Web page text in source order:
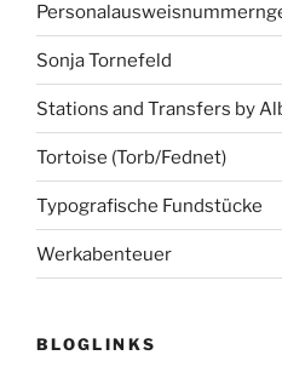
Sonja Tornefeld
Stations and Transfers by
Tortoise (Torb/Fednet)
Typografische Fundstücke
Werkabenteuer
BLOGLINKS